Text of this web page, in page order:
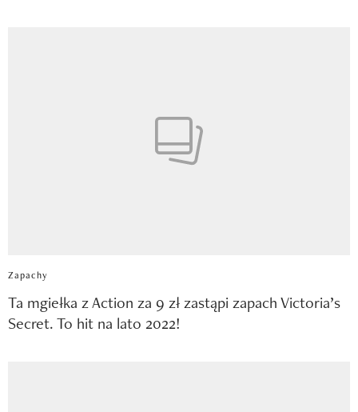
Zapachy
Ta mgiełka z Action za 9 zł zastąpi zapach Victoria’s
Secret. To hit na lato 2022!